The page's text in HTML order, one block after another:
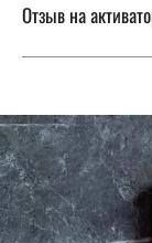
Отзыв на